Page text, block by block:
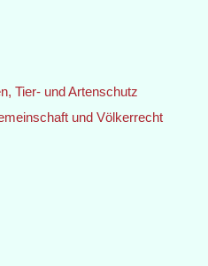
Tier- und Artenschutz
und Völkerrecht